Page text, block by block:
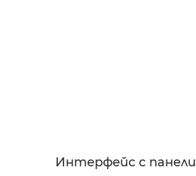
Интерфейс с панели